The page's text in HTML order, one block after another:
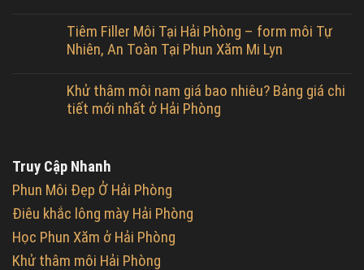
Tiêm Filler Môi Tại Hải Phòng – form môi Tự
Nhiên, An Toàn Tại Phun Xăm Mi Lyn
Khử thâm môi nam giá bao nhiêu? Bảng giá chi
tiết mới nhất ở Hải Phòng
Truy Cập Nhanh
Phun Môi Đẹp Ở Hải Phòng
Điêu khắc lông mày Hải Phòng
Học Phun Xăm ở Hải Phòng
Khử thâm môi Hải Phòng